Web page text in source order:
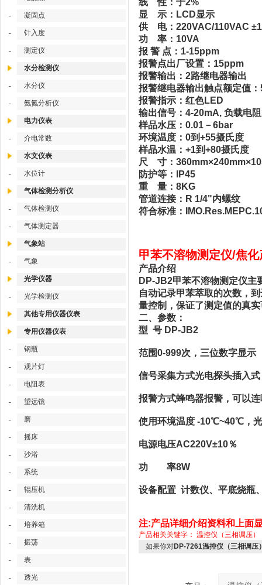
- 凝固点
- 针入度
- 测定仪
水分检测仪
- 水分仪
- 氨氮分析仪
电力仪表
- 介电常数
水文仪表
- 水位计
气体检测分析仪
- 气体检测仪
- 气体测定器
气象站
- 气象
光学仪器
- 光学检测仪
其他专用仪器仪表
专用仪器仪表
- 钢瓶
- 观片灯
- 电阻表
- 望远镜
- 磨
- 摇床
- 沙浴
- 系统
- 辊压机
- 清洗机
- 培养箱
- 振荡
- 表
- 透光
线 性：于2%
显 示：LCD显示
供 电：220VAC/110VAC
功 率：10VA
报 警 点：1-15ppm
报警点出厂设置：15ppm
报警输出：2路继电器输出
报警继电器输出触点额定值
报警指示：红色LED
输出信号：4-20mA, 负载电
样品水压：0.01－6bar
环境温度：0到+55摄氏度
样品水温：+1到+80摄氏度
尺 寸：
防护等：IP45
重 量：8KG
管道连接：R 1/4"内螺纹
符合标准：
甲苯不溶物测定仪/焦
产品介绍
DP-JB2甲苯不溶物测定仪主
自动记录甲苯萃取的次数，
量控制，保证了测定值的真
二、参数：
型 号 DP-JB2
范围0-999次，三位数字显示
信号采集方式光电探头插入式
报警方式蜂鸣器报警，可以
使用环境温度 -10℃~40℃，
电源电压AC220V±10％
功 率8W
设备配置 计数仪、平底烧瓶
注:产品详细介绍资料和上面
产品相关关键字： 温控仪（三相调压）
如果你对DP-7261温控仪（三相调压